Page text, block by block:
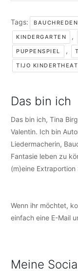
Tags: BAUCHREDEN
KINDERGARTEN ,
PUPPENSPIEL ,
TIJO
Das bin ich
Das bin ich, Tina
Valentin. Ich bin
Liedermacherin,
Fantasie leben zu
(m)eine
Wenn ihr möchtet,
einfach eine E-Mail
Meine